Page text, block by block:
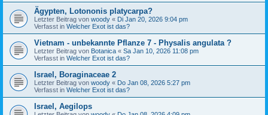
Ägypten, Lotononis platycarpa?
Letzter Beitrag von woody « Di Jan 20, 2026 9:04 pm
Verfasst in Welcher Exot ist das?
Vietnam - unbekannte Pflanze 7 - Physalis angulata ?
Letzter Beitrag von Botanica « Sa Jan 10, 2026 11:08 pm
Verfasst in Welcher Exot ist das?
Israel, Boraginaceae 2
Letzter Beitrag von woody « Do Jan 08, 2026 5:27 pm
Verfasst in Welcher Exot ist das?
Israel, Aegilops